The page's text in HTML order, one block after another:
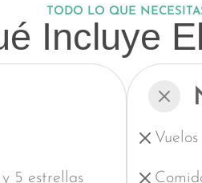
TODO LO QUE
Incluye
5 estrellas